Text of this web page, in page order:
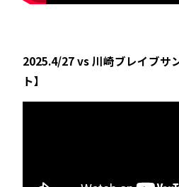
2025.4/27 vs 川崎ブレイブサ
ト】